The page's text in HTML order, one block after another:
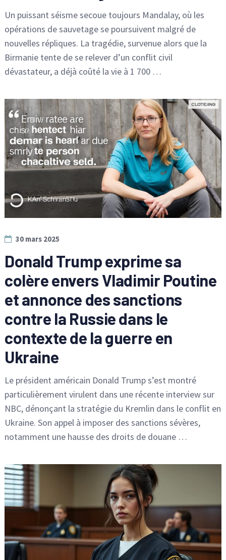
Un puissant séisme secoue toujours Mandalay, où les
opérations de sauvetage se poursuivent malgré de
nouvelles répliques. La tragédie, survenue alors que la
Birmanie tente de se relever d’un conflit civil
dévastateur, a déjà coûté la vie à 1 700 …
30 mars 2025
Donald Trump exprime sa
colère envers Vladimir Poutine
et annonce des sanctions
contre la Russie dans le
contexte de la guerre en
Ukraine
Le président américain Donald Trump s’est montré
particulièrement virulent dans une récente interview sur
NBC, dénonçant la stratégie du Kremlin dans le conflit en
Ukraine. Son appel à imposer des sanctions sévères,
notamment une hausse des droits de douane …